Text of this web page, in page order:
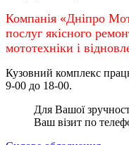
Компанія «Дніпро
послуг якісного
мототехніки і
Кузовний комплекс
9-00 до 18-00.
Для Вашої
Ваш візит по